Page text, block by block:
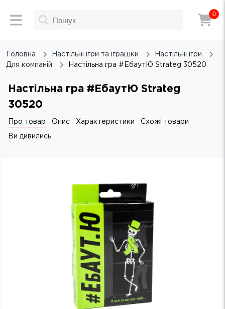
0
Головна Настільні ігри та іграшки
Настільні ігри
Для компаній
Настільна гра #ЕбаутЮ Strateg 30520
Настільна гра #ЕбаутЮ Strateg
30520
Про товар Опис Характеристики Схожі товари
Ви дивились